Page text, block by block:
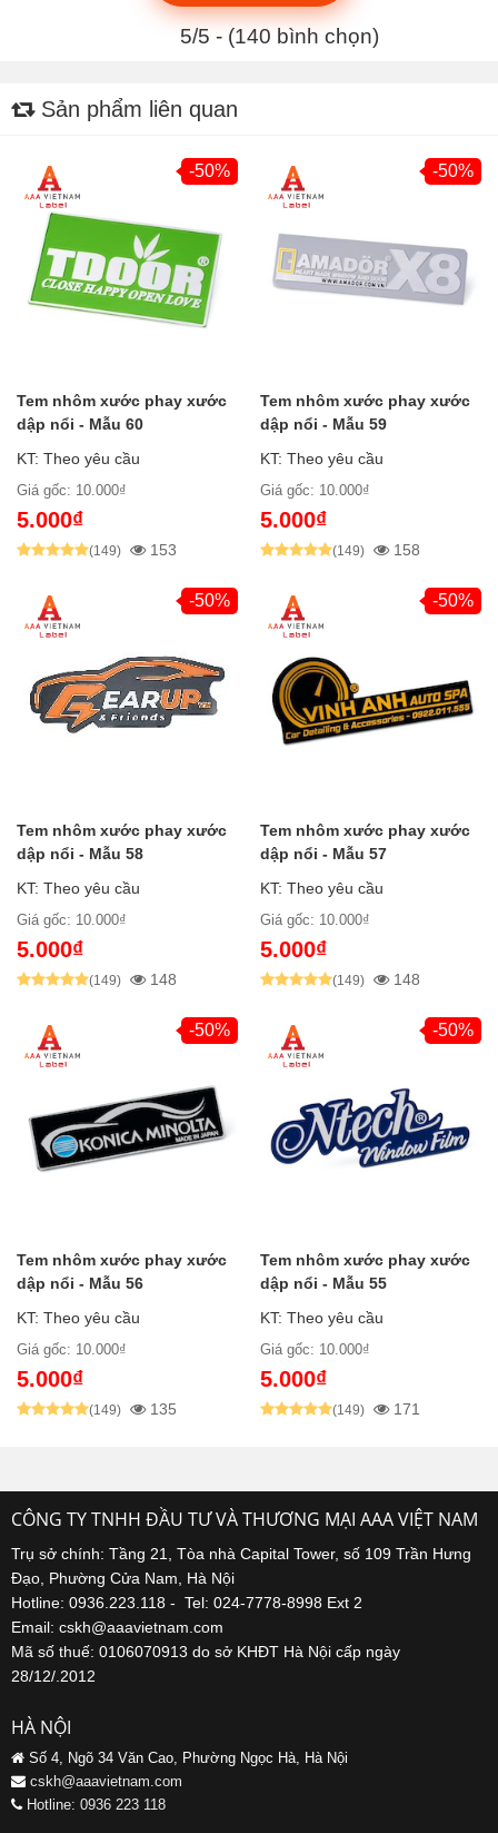
5/5 - (140 bình chọn)
Sản phẩm liên quan
-50%
Tem nhôm xước phay xước
dập nổi - Mẫu 60
KT: Theo yêu cầu
Giá gốc: 10.000₫
5.000₫
(149) 153
-50%
Tem nhôm xước phay xước
dập nổi - Mẫu 59
KT: Theo yêu cầu
Giá gốc: 10.000₫
5.000₫
(149) 158
-50%
Tem nhôm xước phay xước
dập nổi - Mẫu 58
KT: Theo yêu cầu
Giá gốc: 10.000₫
5.000₫
(149) 148
-50%
Tem nhôm xước phay xước
dập nổi - Mẫu 57
KT: Theo yêu cầu
Giá gốc: 10.000₫
5.000₫
(149) 148
-50%
Tem nhôm xước phay xước
dập nổi - Mẫu 56
KT: Theo yêu cầu
Giá gốc: 10.000₫
5.000₫
(149) 135
-50%
Tem nhôm xước phay xước
dập nổi - Mẫu 55
KT: Theo yêu cầu
Giá gốc: 10.000₫
5.000₫
(149) 171
CÔNG TY TNHH ĐẦU TƯ VÀ THƯƠNG MẠI AAA VIỆT NAM
Trụ sở chính: Tầng 21, Tòa nhà Capital Tower, số 109 Trần Hưng
Đạo, Phường Cửa Nam, Hà Nội
Hotline: 0936.223.118 - Tel: 024-7778-8998 Ext 2
Email: cskh@aaavietnam.com
Mã số thuế: 0106070913 do sở KHĐT Hà Nội cấp ngày
28/12/.2012
HÀ NỘI
Số 4, Ngõ 34 Văn Cao, Phường Ngọc Hà, Hà Nội
cskh@aaavietnam.com
Hotline: 0936 223 118